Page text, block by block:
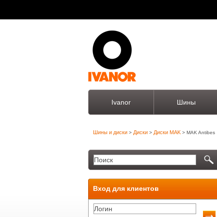
Ivanor Шины
Шины и диски > Диски > Диски MAK > MAK Antibes
Вход для клиентов